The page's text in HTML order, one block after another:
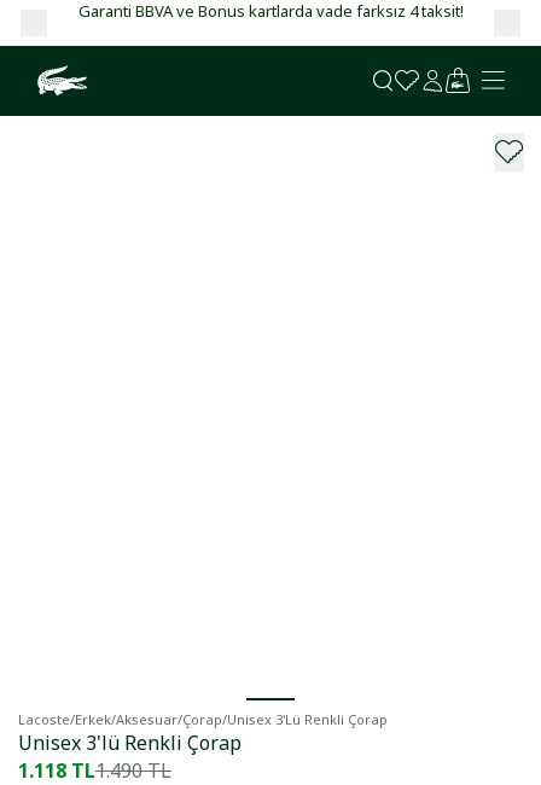
Garanti BBVA ve Bonus kartlarda vade farksız 4 taksit!
Lacoste/Erkek/Aksesuar/Çorap/Unisex 3'lü Renkli Çorap
Unisex 3'lü Renkli Çorap
1.118 TL1.490 TL